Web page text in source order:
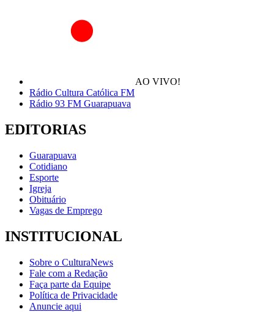
AO VIVO!
Rádio Cultura Católica FM
Rádio 93 FM Guarapuava
EDITORIAS
Guarapuava
Cotidiano
Esporte
Igreja
Obituário
Vagas de Emprego
INSTITUCIONAL
Sobre o CulturaNews
Fale com a Redação
Faça parte da Equipe
Política de Privacidade
Anuncie aqui